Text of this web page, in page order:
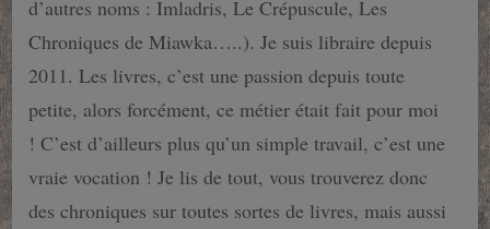
d’autres noms : Imladris, Le Crépuscule, Les
Chroniques de Miawka…..). Je suis libraire depuis
2011. Les livres, c’est une passion depuis toute
petite, alors forcément, ce métier était fait pour moi
! C’est d’ailleurs plus qu’un simple travail, c’est une
vraie vocation ! Je lis de tout, vous trouverez donc
des chroniques sur toutes sortes de livres, mais aussi